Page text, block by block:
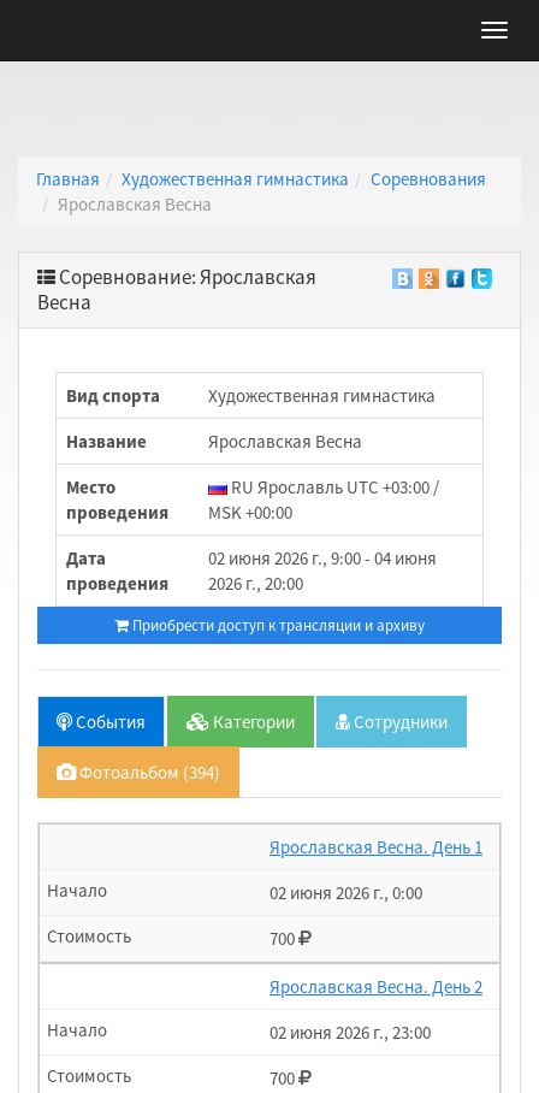
Главная Художественная гимнастика
Соревнования
Ярославская Весна
Соревнование: Ярославская
Весна
Вид спорта
Художественная гимнастика
Название
Ярославская Весна
Место
проведения
RU Ярославль UTC +03:00 /
MSK +00:00
Дата
проведения
02 июня 2026 г., 9:00 - 04 июня
2026 г., 20:00
Приобрести доступ к трансляции и архиву
События Категории Сотрудники
Фотоальбом (394)
Ярославская Весна. День 1
02 июня 2026 г., 0:00
700
Ярославская Весна. День 2
02 июня 2026 г., 23:00
700